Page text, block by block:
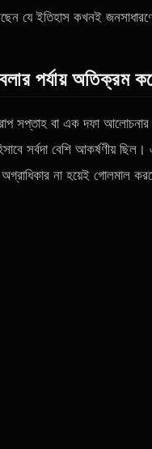
ইতিহাস কখনই
পর্যায় অতিক্রম
সপ্তাহ বা এক দফা
সর্বদা বেশি আকর্ষণীয়
না হয়েই গোলমাল